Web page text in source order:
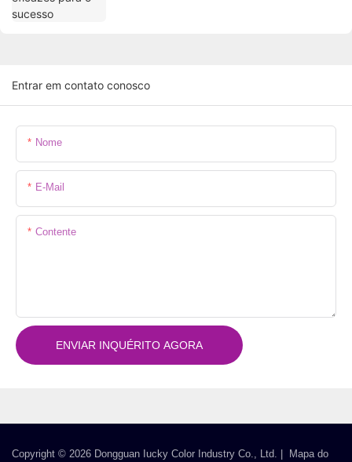
Entrar em contato conosco
Nome
E-Mail
Contente
ENVIAR INQUÉRITO AGORA
Copyright © 2026 Dongguan Iucky Color Industry Co., Ltd. | Mapa do